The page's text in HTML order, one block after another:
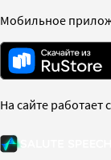
Мобильное
На сайте работает